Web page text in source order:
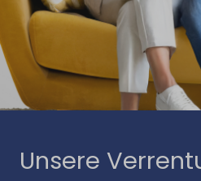
Unsere